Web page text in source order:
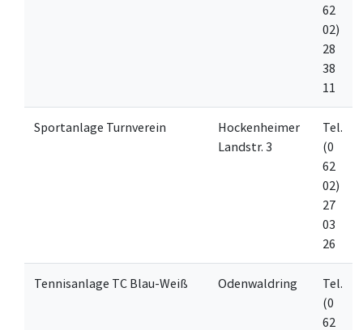
62
02)
28
38
11
Sportanlage Turnverein
Hockenheimer
Landstr. 3
Tel.
(0
62
02)
27
03
26
Tennisanlage TC Blau-Weiß Odenwaldring
Tel.
(0
62